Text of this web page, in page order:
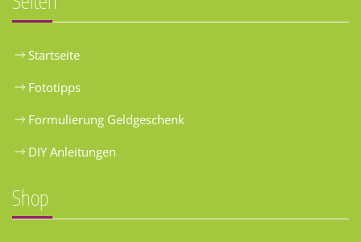
Startseite
Fototipps
Formulierung Geldgeschenk
DIY Anleitungen
Shop